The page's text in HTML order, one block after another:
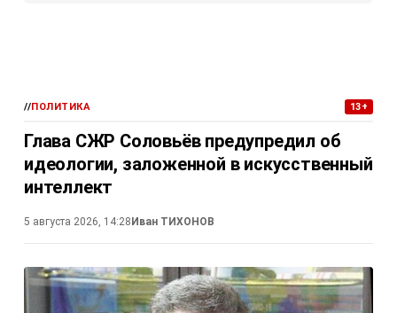
//ПОЛИТИКА 13+
Глава СЖР Соловьёв предупредил об
идеологии, заложенной в искусственный
интеллект
5 августа 2026, 14:28 Иван ТИХОНОВ